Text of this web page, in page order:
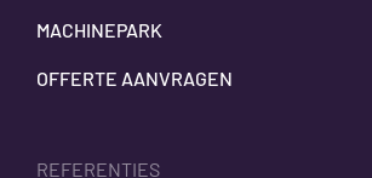
MACHINEPARK
OFFERTE AANVRAGEN
REFERENTIES